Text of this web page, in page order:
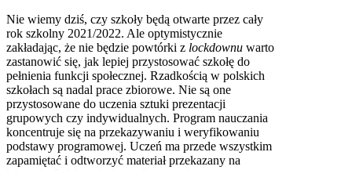
Nie wiemy dziś, czy szkoły będą otwarte przez cały
rok szkolny 2021/2022. Ale optymistycznie
zakładając, że nie będzie powtórki z lockdownu warto
zastanowić się, jak lepiej przystosować szkołę do
pełnienia funkcji społecznej. Rzadkością w polskich
szkołach są nadal prace zbiorowe. Nie są one
przystosowane do uczenia sztuki prezentacji
grupowych czy indywidualnych. Program nauczania
koncentruje się na przekazywaniu i weryfikowaniu
podstawy programowej. Uczeń ma przede wszystkim
zapamiętać i odtworzyć materiał przekazany na